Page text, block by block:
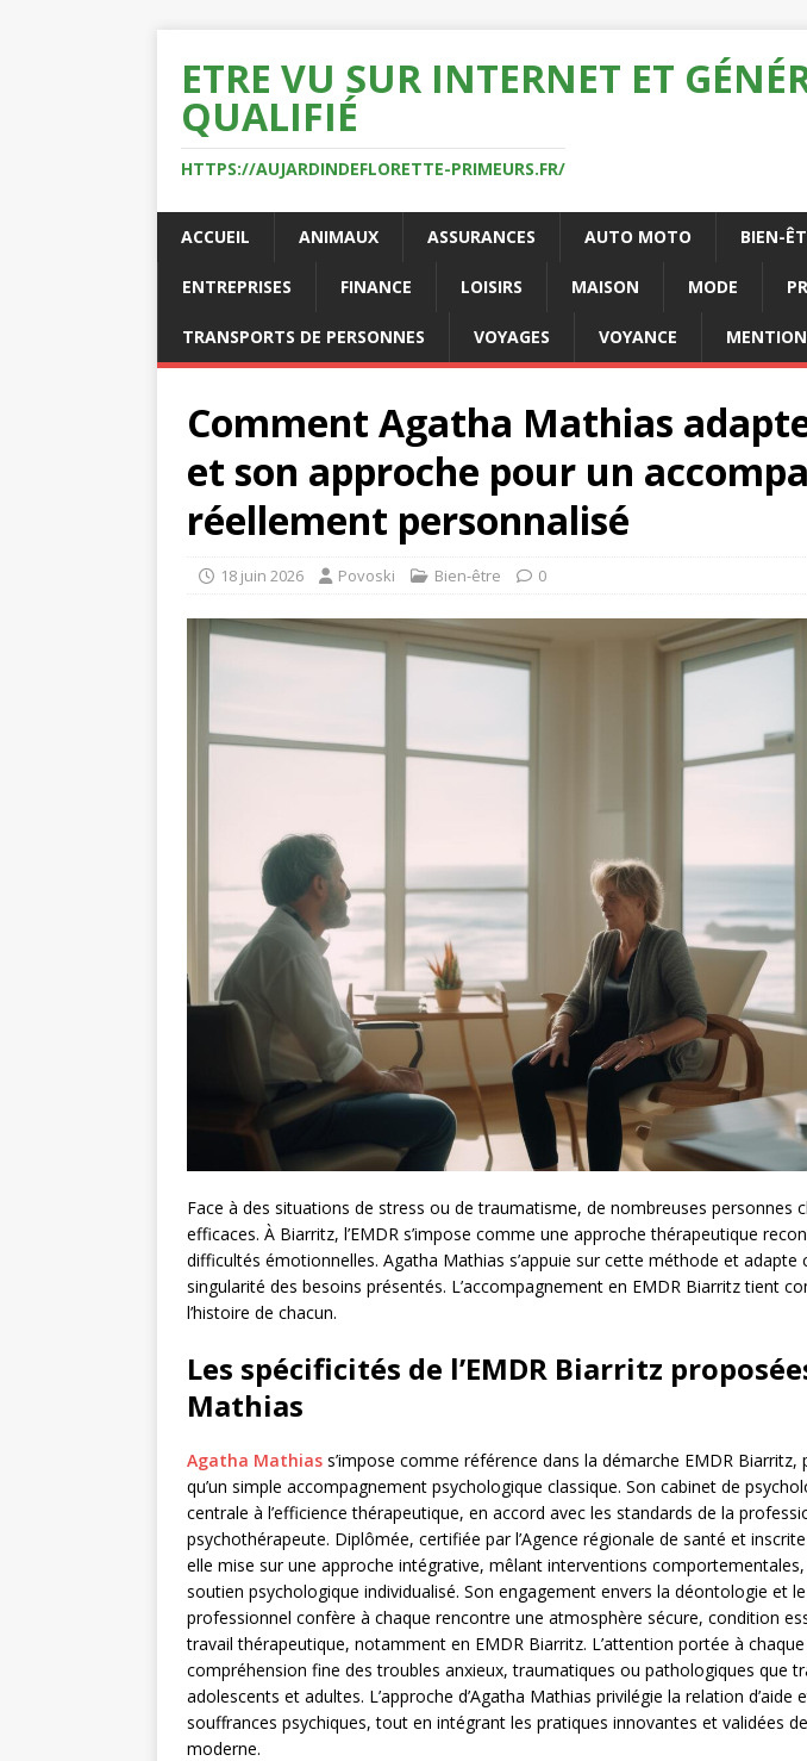
ETRE VU SUR INTERNET ET
QUALIFIÉ
HTTPS://AUJARDINDEFLORETTE-PRIMEURS.FR/
ACCUEIL ANIMAUX ASSURANCES AUTO MOTO BIEN-
ENTREPRISES FINANCE LOISIRS MAISON MODE
TRANSPORTS DE PERSONNES VOYAGES VOYANCE
Comment Agatha Mathias
et son approche pour un
réellement personnalisé
18 juin 2026 Povoski Bien-être 0
Face à des situations de stress ou de traumatisme, de nombreuses personnes
efficaces. À Biarritz, l’EMDR s’impose comme une approche thérapeutique
difficultés émotionnelles. Agatha Mathias s’appuie sur cette méthode et adapte
singularité des besoins présentés. L’accompagnement en EMDR Biarritz tient
l’histoire de chacun.
Les spécificités de l’EMDR Biarritz
Mathias
Agatha Mathias s’impose comme référence dans la démarche EMDR Biarritz,
qu’un simple accompagnement psychologique classique. Son cabinet de
centrale à l’efficience thérapeutique, en accord avec les standards de la
psychothérapeute. Diplômée, certifiée par l’Agence régionale de santé et
elle mise sur une approche intégrative, mêlant interventions
soutien psychologique individualisé. Son engagement envers la déontologie et
professionnel confère à chaque rencontre une atmosphère sécure, condition
travail thérapeutique, notamment en EMDR Biarritz. L’attention portée à
compréhension fine des troubles anxieux, traumatiques ou pathologiques que
adolescents et adultes. L’approche d’Agatha Mathias privilégie la relation d’aide
souffrances psychiques, tout en intégrant les pratiques innovantes et validées
moderne.